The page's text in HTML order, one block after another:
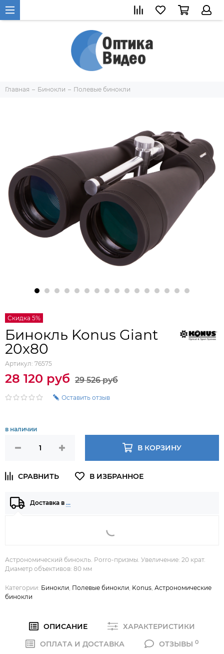
Главная Бинокли Полевые бинокли
Скидка 5%
Бинокль Konus Giant
20x80
Артикул: 76575
28 120 руб 29 526 руб
Оставить отзыв
в наличии
В КОРЗИНУ
Доставка в …
Астрономический бинокль. Porro-призмы. Увеличение: 20 крат.
Диаметр объективов: 80 мм
Категории: Бинокли Полевые бинокли Konus Астрономические
бинокли
ОПИСАНИЕ
ХАРАКТЕРИСТИКИ
ОПЛАТА И ДОСТАВКА
ОТЗЫВЫ 0